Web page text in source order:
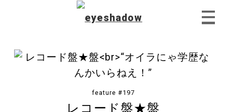
Home
feature #197
レコード盤★盤